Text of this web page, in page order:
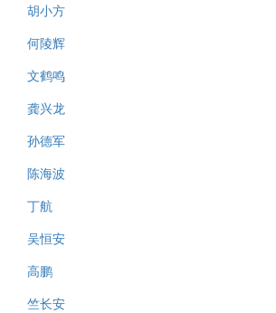
胡小方
何陵辉
文鹤鸣
龚兴龙
孙德军
陈海波
丁航
吴恒安
高鹏
竺长安